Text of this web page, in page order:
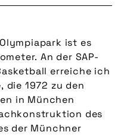
ist es
An der SAP-
erreiche ich
die 1972 zu den
in München
des
der Münchner